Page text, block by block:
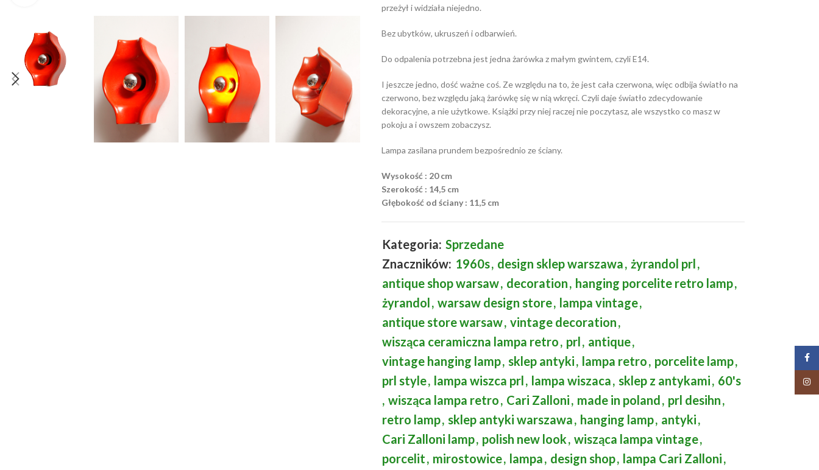
przeżył i widziała niejedno.
Bez ubytków, ukruszeń i odbarwień.
Do odpalenia potrzebna jest jedna żarówka z małym gwintem, czyli E14.
I jeszcze jedno, dość ważne coś. Ze względu na to, że jest cała czerwona, więc odbija światło na
czerwono, bez względu jaką żarówkę się w nią wkręci. Czyli daje światło zdecydowanie
dekoracyjne, a nie użytkowe. Książki przy niej raczej nie poczytasz, ale wszystko co masz w
pokoju a i owszem zobaczysz.
Lampa zasilana prundem bezpośrednio ze ściany.
Wysokość : 20 cm
Szerokość : 14,5 cm
Głębokość od ściany : 11,5 cm
Kategoria: Sprzedane
Znaczników: 1960s, design sklep warszawa, żyrandol prl,
antique shop warsaw, decoration, hanging porcelite retro lamp,
żyrandol, warsaw design store, lampa vintage,
antique store warsaw, vintage decoration,
wisząca ceramiczna lampa retro, prl, antique,
vintage hanging lamp, sklep antyki, lampa retro, porcelite lamp,
prl style, lampa wiszca prl, lampa wiszaca, sklep z antykami, 60's
, wisząca lampa retro, Cari Zalloni, made in poland, prl desihn,
retro lamp, sklep antyki warszawa, hanging lamp, antyki,
Cari Zalloni lamp, polish new look, wisząca lampa vintage,
porcelit, mirostowice, lampa, design shop, lampa Cari Zalloni,